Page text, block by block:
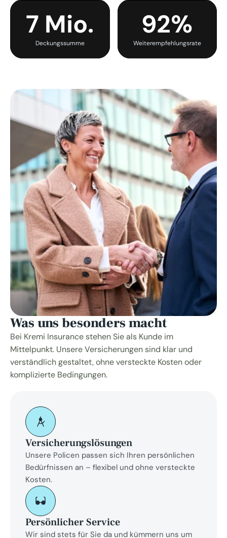
7 Mio.
Deckungssumme
92%
Weiterempfehlungsrate
Was uns besonders macht
Bei Kremi Insurance stehen Sie als Kunde im
Mittelpunkt. Unsere Versicherungen sind klar und
verständlich gestaltet, ohne versteckte Kosten oder
komplizierte Bedingungen.
Versicherungslösungen
Unsere Policen passen sich Ihren persönlichen
Bedürfnissen an – flexibel und ohne versteckte
Kosten.
Persönlicher Service
Wir sind stets für Sie da und kümmern uns um